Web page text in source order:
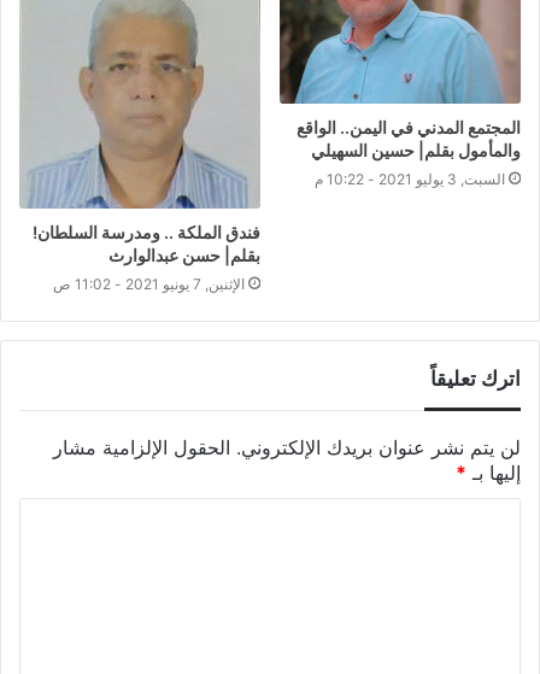
المجتمع المدني في اليمن.. الواقع
والمأمول بقلم| حسين السهيلي
السبت, 3 يوليو 2021 - 10:22 م
فندق الملكة .. ومدرسة السلطان!
بقلم| حسن عبدالوارث
الإثنين, 7 يونيو 2021 - 11:02 ص
اترك تعليقاً
لن يتم نشر عنوان بريدك الإلكتروني. الحقول الإلزامية مشار
إليها بـ *